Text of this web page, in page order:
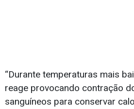
“Durante temperaturas mais
reage provocando contração
sanguíneos para conservar